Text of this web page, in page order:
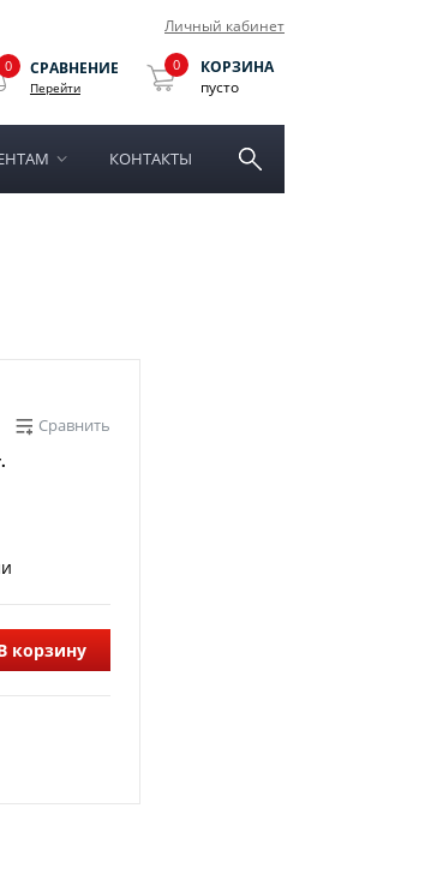
Личный кабинет
0 СРАВНЕНИЕ
Перейти
0
КОРЗИНА
пусто
КОНТАКТЫ
Сравнить
корзину